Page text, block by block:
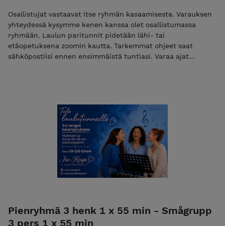
Osallistujat vastaavat itse ryhmän kasaamisesta. Varauksen
yhteydessä kysymme kenen kanssa olet osallistumassa
ryhmään. Laulun paritunnit pidetään lähi- tai
etäopetuksena zoomin kautta. Tarkemmat ohjeet saat
sähköpostiisi ennen ensimmäistä tuntiasi. Varaa ajat
tunnin hinnasta. HUOM: Hinta on per henkilö - kukin
osallistuja hankkii tunnit itselleen!
Pienryhmä 3 henk 1 x 55 min - Smågrupp
3 pers 1 x 55 min